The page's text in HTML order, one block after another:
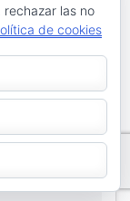
las no
de cookies